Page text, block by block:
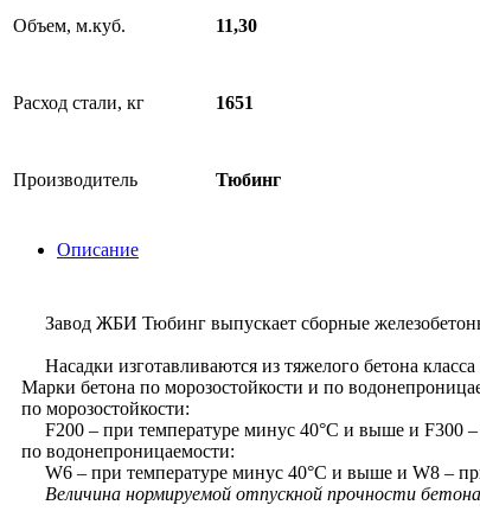
Объем, м.куб. 11,30
Расход стали, кг 1651
Производитель Тюбинг
Описание
Завод ЖБИ Тюбинг выпускает сборные
Насадки изготавливаются из тяжелого бетона
Марки бетона по морозостойкости и по
по морозостойкости:
F200 – при температуре минус 40°С и выше и F300
по водонепроницаемости:
W6 – при температуре минус 40°С и выше и W8 –
Величина нормируемой отпускной прочности